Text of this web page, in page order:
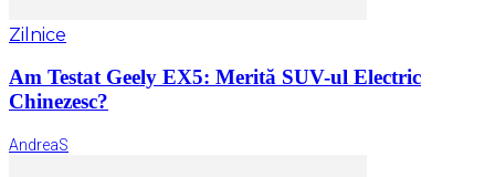
Zilnice
Am Testat Geely EX5: Merită SUV-ul Electric
Chinezesc?
AndreaS